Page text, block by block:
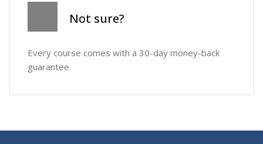
Not sure?
Every course comes with a 30-day money-back
guarantee